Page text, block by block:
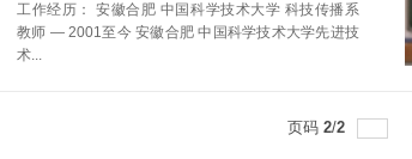
工作经历： 安徽合肥 中国科学技术大学 科技传播系
教师 — 2001至今 安徽合肥 中国科学技术大学先进技
术...
页码 2/2